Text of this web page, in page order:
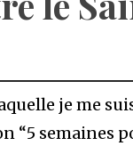
je me
“5 semaines